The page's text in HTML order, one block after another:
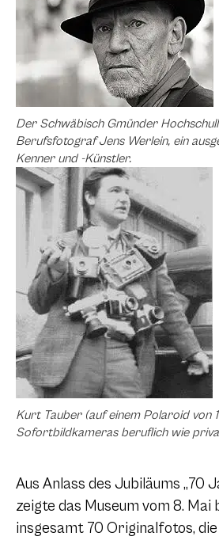
Der Schwäbisch Gmünder
Berufsfotograf Jens Werlein, ein
Kenner und -Künstler.
Kurt Tauber (auf einem Polaroid von
Sofortbildkameras beruflich wie
Aus Anlass des Jubiläums „70
zeigte das Museum vom 8. Mai
insgesamt 70 Originalfotos,